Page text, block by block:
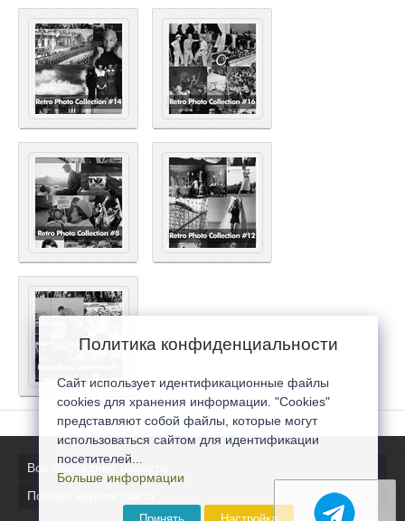
Все последние новости
Полная версия сайта
Политика конфиденциальности
Сайт использует идентификационные файлы
cookies для хранения информации. "Cookies"
представляют собой файлы, которые могут
использоваться сайтом для идентификации
посетителей...
Больше информации